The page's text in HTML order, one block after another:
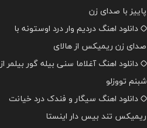
پاییز با صدای زن
دانلود اهنگ دردیم وار درد اوستونه با
صدای زن ریمیکس از هالای
دانلود اهنگ آغلاما سنی بیله گور بیلمر از
شبنم تووزلو
دانلود اهنگ سیگار و فندک درد خیانت
ریمیکس تند بیس دار اینستا